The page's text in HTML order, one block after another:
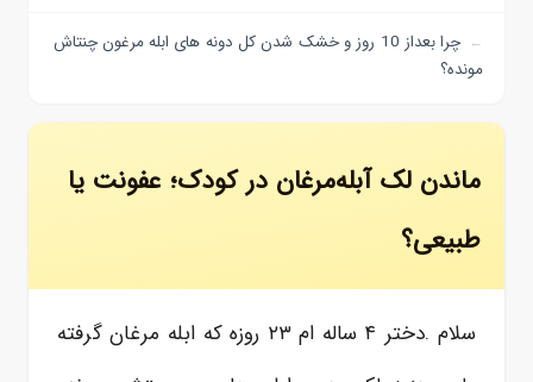
چرا بعداز 10 روز و خشک شدن کل دونه های ابله مرغون چنتاش
مونده؟
ماندن لک آبله‌مرغان در کودک؛ عفونت یا
طبیعی؟
سلام .دختر ۴ ساله ام ۲۳ روزه که ابله مرغان گرفته